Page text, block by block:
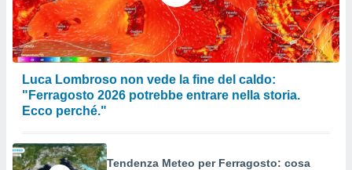
Luca Lombroso non vede la fine del caldo:
"Ferragosto 2026 potrebbe entrare nella storia.
Ecco perché."
Tendenza Meteo per Ferragosto: cosa